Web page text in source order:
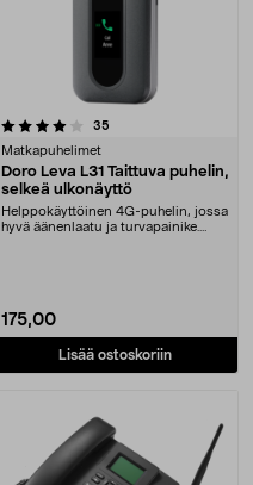
35
Matkapuhelimet
Doro Leva L31 Taittuva puhelin,
selkeä ulkonäyttö
Helppokäyttöinen 4G-puhelin, jossa
hyvä äänenlaatu ja turvapainike.
175,00
Lisää ostoskoriin